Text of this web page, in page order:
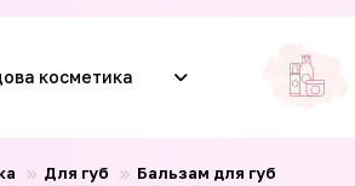
косметика
Для губ Бальзам для губ